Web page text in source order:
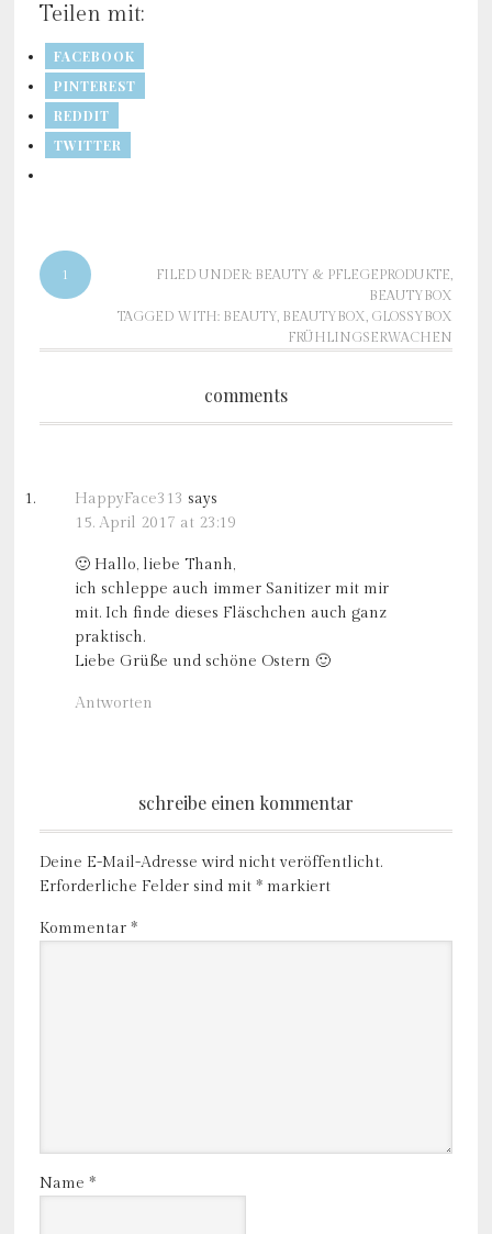
Teilen mit:
FACEBOOK
PINTEREST
REDDIT
TWITTER
1 FILED UNDER: BEAUTY & PFLEGEPRODUKTE,
BEAUTYBOX
TAGGED WITH: BEAUTY, BEAUTYBOX, GLOSSYBOX
FRÜHLINGSERWACHEN
comments
HappyFace313 says
15. April 2017 at 23:19
🙂 Hallo, liebe Thanh,
ich schleppe auch immer Sanitizer mit mir
mit. Ich finde dieses Fläschchen auch ganz
praktisch.
Liebe Grüße und schöne Ostern 🙂
Antworten
schreibe einen kommentar
Deine E-Mail-Adresse wird nicht veröffentlicht.
Erforderliche Felder sind mit *markiert
Kommentar *
Name *